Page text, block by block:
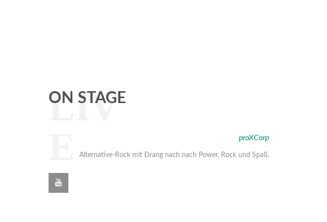
ON STAGE
LIV
proXCorp
Alternative-Rock mit Drang nach nach Power, Rock und Spaß.